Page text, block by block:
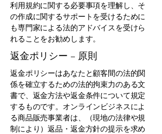
利用規約に関する必要事項を理解し、そ
の作成に関するサポートを受けるために
も専門家による法的アドバイスを受けら
れることをお勧めします。
返金ポリシー – 原則
返金ポリシーはあなたと顧客間の法的関
係を確立するための法的拘束力のある文
書で、返金方法や返金条件について規定
するものです。オンラインビジネスによ
る商品販売事業者は、（現地の法律や規
制により）返品・返金方針の提示を求め